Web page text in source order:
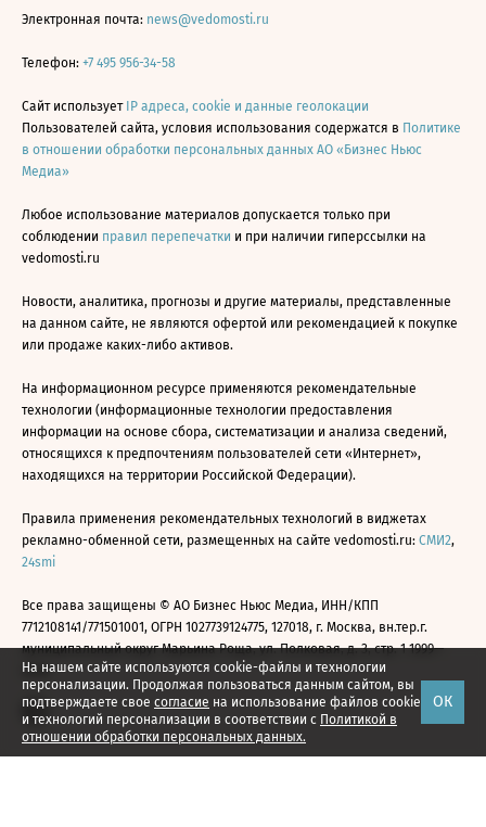
На нашем сайте используются cookie-файлы и технологии
персонализации. Продолжая пользоваться данным сайтом, вы
подтверждаете свое согласие на использование файлов cookie
и технологий персонализации в соответствии с Политикой в
отношении обработки персональных данных.
ОК
Электронная почта: news@vedomosti.ru
Телефон: +7 495 956-34-58
Сайт использует IP адреса, cookie и данные геолокации
Пользователей сайта, условия использования содержатся в Политике
в отношении обработки персональных данных АО «Бизнес Ньюс
Медиа»
Любое использование материалов допускается только при
соблюдении правил перепечатки и при наличии гиперссылки на
vedomosti.ru
Новости, аналитика, прогнозы и другие материалы, представленные
на данном сайте, не являются офертой или рекомендацией к покупке
или продаже каких-либо активов.
На информационном ресурсе применяются рекомендательные
технологии (информационные технологии предоставления
информации на основе сбора, систематизации и анализа сведений,
относящихся к предпочтениям пользователей сети «Интернет»,
находящихся на территории Российской Федерации).
Правила применения рекомендательных технологий в виджетах
рекламно-обменной сети, размещенных на сайте vedomosti.ru: СМИ2,
24smi
Все права защищены © АО Бизнес Ньюс Медиа, ИНН/КПП
7712108141/771501001, ОГРН 1027739124775, 127018, г. Москва, вн.тер.г.
муниципальный округ Марьина Роща, ул. Полковая, д. 3, стр. 1 1999—
2026